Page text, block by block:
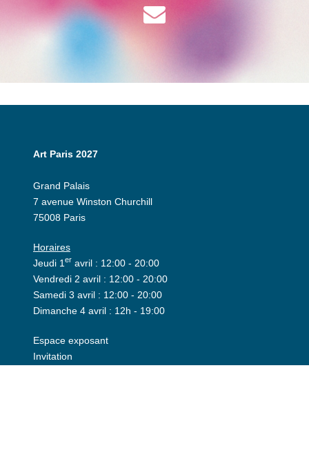
Art Paris 2027
Grand Palais
7 avenue Winston Churchill
75008 Paris
Horaires
Jeudi 1 er avril : 12:00 - 20:00
Vendredi 2 avril : 12:00 - 20:00
Samedi 3 avril : 12:00 - 20:00
Dimanche 4 avril : 12h - 19:00
Espace exposant
Invitation